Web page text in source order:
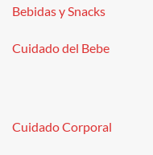
Bebidas y Snacks
Cuidado del Bebe
Cuidado Corporal